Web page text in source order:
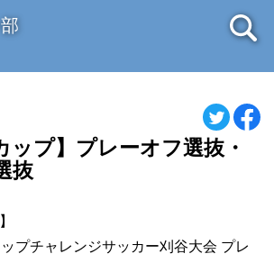
ップ】プレーオフ選抜・
抜
プチャレンジサッカー刈谷大会 プレ